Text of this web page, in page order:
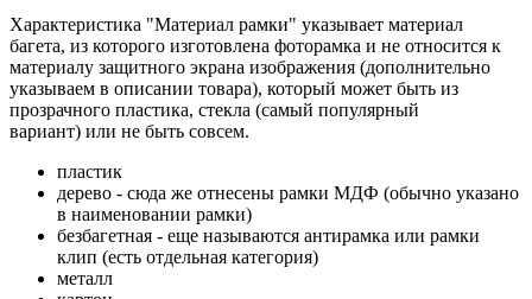
Характеристика "Материал рамки" указывает материал
багета, из которого изготовлена фоторамка и не относится к
материалу защитного экрана изображения (дополнительно
указываем в описании товара), который может быть из
прозрачного пластика, стекла (самый популярный
вариант) или не быть совсем.
пластик
дерево - сюда же отнесены рамки МДФ (обычно указано
в наименовании рамки)
безбагетная - еще называются антирамка или рамки
клип (есть отдельная категория)
металл